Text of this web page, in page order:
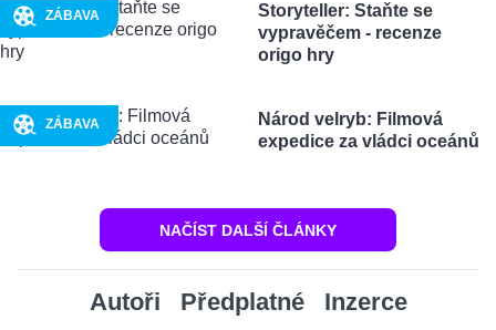
ZÁBAVA
Storyteller: Staňte se
vypravěčem - recenze
origo hry
ZÁBAVA
Národ velryb: Filmová
expedice za vládci oceánů
NAČÍST DALŠÍ ČLÁNKY
Autoři Předplatné Inzerce